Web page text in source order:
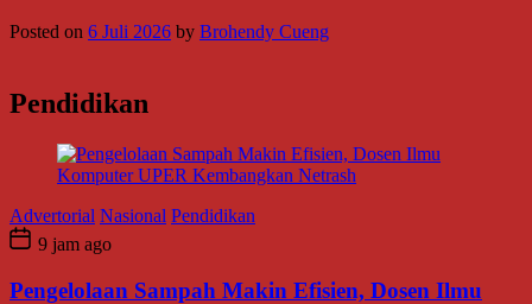
Posted on 6 Juli 2026 by Brohendy Cueng
Pendidikan
Advertorial Nasional Pendidikan
9 jam ago
Pengelolaan Sampah Makin Efisien, Dosen Ilmu